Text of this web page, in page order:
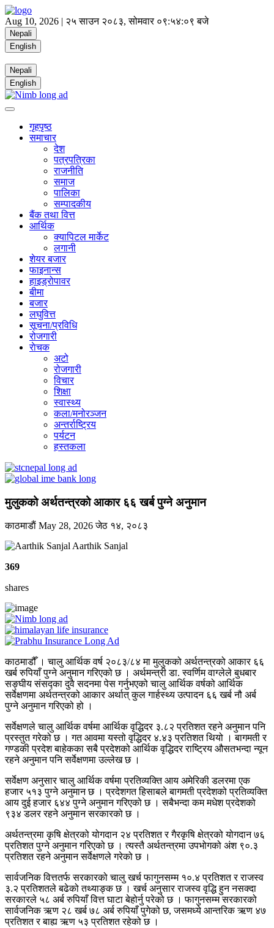
Aug 10, 2026 | २५ साउन २०८३, सोमवार ०९:५४:०९ बजे
Nepali
English
Nepali
English
गृहपृष्ठ
समाचार
देश
पत्रपत्रिका
राजनीति
समाज
पालिका
सम्पादकीय
बैंक तथा वित्त
आर्थिक
क्यापिटल मार्केट
लगानी
शेयर बजार
फाइनान्स
हाइड्रोपावर
बीमा
बजार
लघुवित्त
सूचना/प्रविधि
रोजगारी
राेचक
अटो
रोजगारी
विचार
शिक्षा
स्वास्थ्य
कला/मनोरञ्जन
अन्तर्राष्ट्रिय
पर्यटन
हस्तकला
मुलुकको अर्थतन्त्रको आकार ६६ खर्ब पुग्ने अनुमान
काठमाडाैं May 28, 2026जेठ १४, २०८३
Aarthik Sanjal
369
shares
काठमाडौँ । चालु आर्थिक वर्ष २०८३/८४ मा मुलुकको अर्थतन्त्रको आकार ६६
खर्ब रुपियाँ पुग्ने अनुमान गरिएको छ । अर्थमन्त्री डा. स्वर्णिम वाग्लेले बुधबार
सङ्घीय संसद्का दुवै सदनमा पेस गर्नुभएको चालु आर्थिक वर्षको आर्थिक
सर्वेक्षणमा अर्थतन्त्रको आकार अर्थात् कुल गार्हस्थ्य उत्पादन ६६ खर्ब नौ अर्ब
पुग्ने अनुमान गरिएको हो ।
सर्वेक्षणले चालु आर्थिक वर्षमा आर्थिक वृद्धिदर ३.८२ प्रतिशत रहने अनुमान पनि
प्रस्तुत गरेको छ । गत आवमा यस्तो वृद्धिदर ४.४३ प्रतिशत थियो । बागमती र
गण्डकी प्रदेश बाहेकका सबै प्रदेशको आर्थिक वृद्धिदर राष्ट्रिय औसतभन्दा न्यून
रहने अनुमान पनि सर्वेक्षणमा उल्लेख छ ।
सर्वेक्षण अनुसार चालु आर्थिक वर्षमा प्रतिव्यक्ति आय अमेरिकी डलरमा एक
हजार ५१३ पुग्ने अनुमान छ । प्रदेशगत हिसाबले बागमती प्रदेशको प्रतिव्यक्ति
आय दुई हजार ६४४ पुग्ने अनुमान गरिएको छ । सबैभन्दा कम मधेश प्रदेशको
९३४ डलर रहने अनुमान सरकारको छ ।
अर्थतन्त्रमा कृषि क्षेत्रको योगदान २४ प्रतिशत र गैरकृषि क्षेत्रको योगदान ७६
प्रतिशत पुग्ने अनुमान गरिएको छ । त्यस्तै अर्थतन्त्रमा उपभोगको अंश ९०.३
प्रतिशत रहने अनुमान सर्वेक्षणले गरेको छ ।
सार्वजनिक वित्ततर्फ सरकारको चालु खर्च फागुनसम्म १०.४ प्रतिशत र राजस्व
३.२ प्रतिशतले बढेको तथ्याङ्क छ । खर्च अनुसार राजस्व वृद्धि हुन नसक्दा
सरकारले ५८ अर्ब रुपियाँ वित्त घाटा बेहोर्नु परेको छ । फागुनसम्म सरकारको
सार्वजनिक ऋण २८ खर्ब ७८ अर्ब रुपियाँ पुगेको छ, जसमध्ये आन्तरिक ऋण ४७
प्रतिशत र बाह्य ऋण ५३ प्रतिशत रहेको छ ।